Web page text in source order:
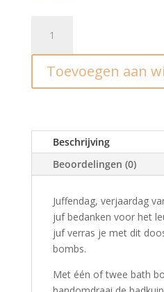
bombs
I
aantal
Toevoegen aan
Beschrijving
Beoordelingen (0)
Juffendag, verjaardag
juf bedanken voor het
juf verras je met dit
bombs.
Met één of twee bath